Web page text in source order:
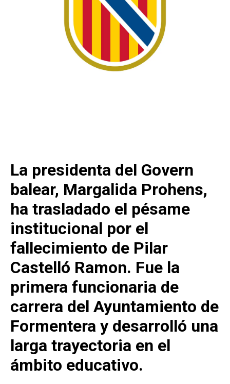
La presidenta del Govern
balear, Margalida Prohens,
ha trasladado el pésame
institucional por el
fallecimiento de Pilar
Castelló Ramon. Fue la
primera funcionaria de
carrera del Ayuntamiento de
Formentera y desarrolló una
larga trayectoria en el
ámbito educativo.